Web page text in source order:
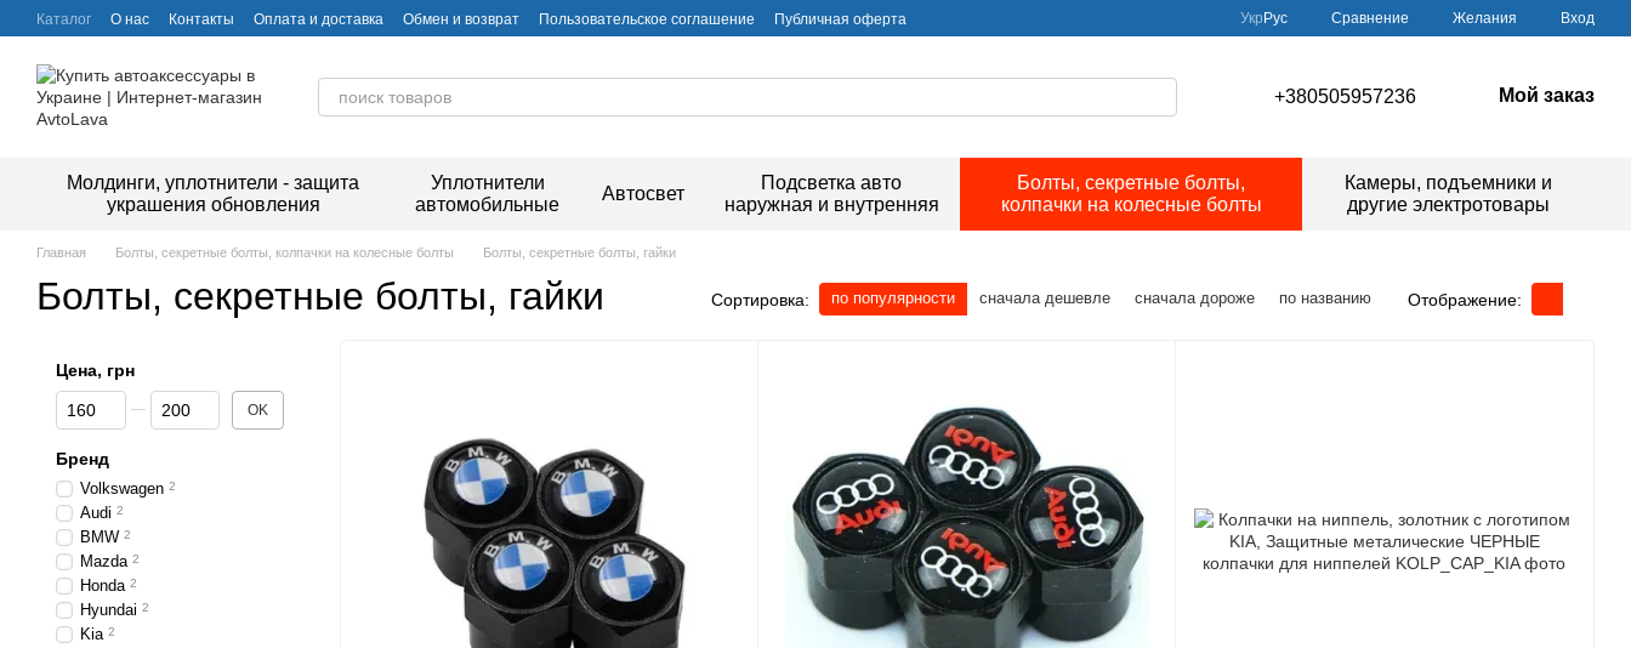
Перейти к основному контенту
Каталог О нас Контакты Оплата и доставка Обмен и возврат Пользовательское соглашение Публичная оферта Укр Рус Сравнение Желания Вход
+380505957236 Мой заказ
Молдинги, уплотнители - защита
украшения обновления
Уплотнители
автомобильные
Автосвет
Подсветка авто
наружная и внутренняя
Болты, секретные болты,
колпачки на колесные болты
Камеры, подъемники и
другие электротовары
Главная Болты, секретные болты, колпачки на колесные болты Болты, секретные болты, гайки
Болты, секретные болты, гайки Сортировка: по популярности сначала дешевле сначала дороже по названию Отображение:
Цена, грн
От Цена, грн
До Цена, грн OK
Бренд
Volkswagen 2
Audi 2
BMW 2
Mazda 2
Honda 2
Hyundai 2
Kia 2